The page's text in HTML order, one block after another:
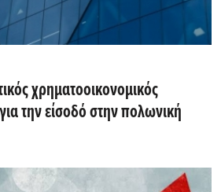
χρηματοοικονομικός
την είσοδό στην πολωνική